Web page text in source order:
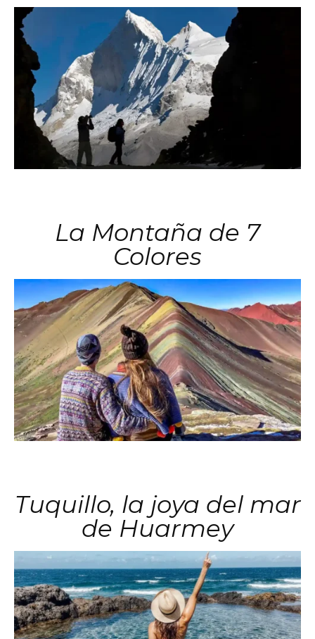
La Montaña de 7
Colores
Tuquillo, la joya del mar
de Huarmey